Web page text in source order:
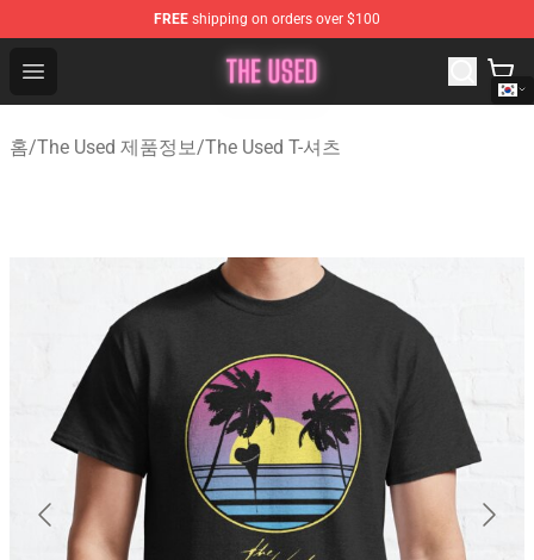
FREE shipping on orders over $100
Open menu
The Used Store - Official The Used Merchandise Shop
홈/The Used 제품정보/The Used T-셔츠